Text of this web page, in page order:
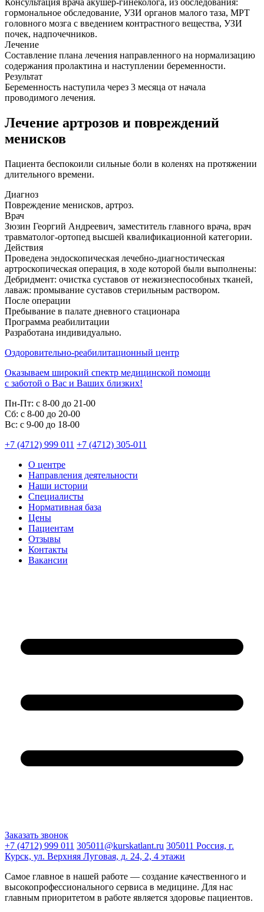
Консультация врача акушер-гинеколога, из обследования:
гормональное обследование, УЗИ органов малого таза, МРТ
головного мозга с введением контрастного вещества, УЗИ
почек, надпочечников.
Лечение
Составление плана лечения направленного на нормализацию
содержания пролактина и наступлении беременности.
Результат
Беременность наступила через 3 месяца от начала
проводимого лечения.
Лечение артрозов и повреждений
менисков
Пациента беспокоили сильные боли в коленях на протяжении
длительного времени.
Диагноз
Повреждение менисков, артроз.
Врач
Зюзин Георгий Андреевич, заместитель главного врача, врач
травматолог-ортопед высшей квалификационной категории.
Действия
Проведена эндоскопическая лечебно-диагностическая
артроскопическая операция, в ходе которой были выполнены:
Дебридмент: очистка суставов от нежизнеспособных тканей,
лаваж: промывание суставов стерильным раствором.
После операции
Пребывание в палате дневного стационара
Программа реабилитации
Разработана индивидуально.
Оздоровительно-реабилитационный центр
Оказываем широкий спектр медицинской помощи
с заботой о Вас и Ваших близких!
Пн-Пт: с 8-00 до 21-00
Cб: с 8-00 до 20-00
Вс: с 9-00 до 18-00
+7 (4712) 999 011 +7 (4712) 305-011
О центре
Направления деятельности
Наши истории
Специалисты
Нормативная база
Цены
Пациентам
Отзывы
Контакты
Вакансии
Заказать звонок
+7 (4712) 999 011 305011@kurskatlant.ru 305011 Россия, г.
Курск, ул. Верхняя Луговая, д. 24, 2, 4 этажи
Самое главное в нашей работе — создание качественного и
высокопрофессионального сервиса в медицине. Для нас
главным приоритетом в работе является здоровье пациентов.